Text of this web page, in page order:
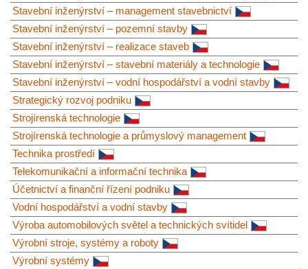
Stavební inženýrství – management stavebnictví
Stavební inženýrství – pozemní stavby
Stavební inženýrství – realizace staveb
Stavební inženýrství – stavební materiály a technologie
Stavební inženýrství – vodní hospodářství a vodní stavby
Strategický rozvoj podniku
Strojírenská technologie
Strojírenská technologie a průmyslový management
Technika prostředí
Telekomunikační a informační technika
Účetnictví a finanční řízení podniku
Vodní hospodářství a vodní stavby
Výroba automobilových světel a technických svítidel
Výrobní stroje, systémy a roboty
Výrobní systémy